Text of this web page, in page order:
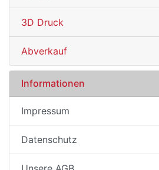
3D Druck
Abverkauf
Informationen
Impressum
Datenschutz